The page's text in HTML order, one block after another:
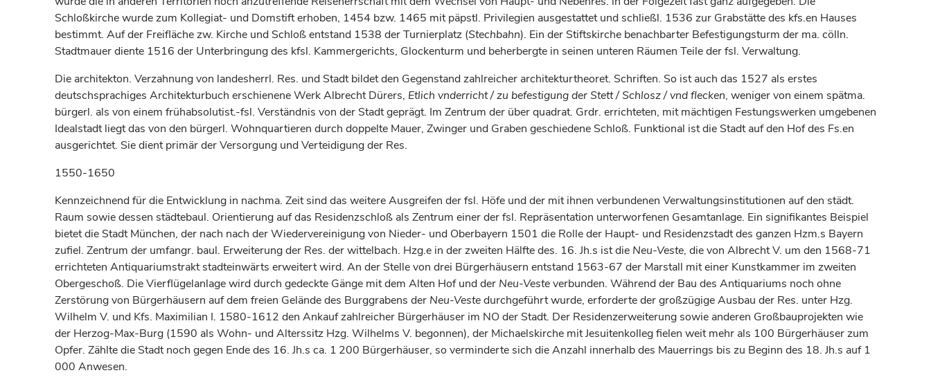
Schloßkirche wurde zum Kollegiat- und Domstift erhoben, 1454 bzw. 1465 mit päpstl. Privilegien ausgestattet und schließl. 1536 zur Grabstätte des kfs.en Hauses
bestimmt. Auf der Freifläche zw. Kirche und Schloß entstand 1538 der Turnierplatz (Stechbahn). Ein der Stiftskirche benachbarter Befestigungsturm der ma. cölln.
Stadtmauer diente 1516 der Unterbringung des kfsl. Kammergerichts, Glockenturm und beherbergte in seinen unteren Räumen Teile der fsl. Verwaltung.
Die architekton. Verzahnung von landesherrl. Res. und Stadt bildet den Gegenstand zahlreicher architekturtheoret. Schriften. So ist auch das 1527 als erstes
deutschsprachiges Architekturbuch erschienene Werk Albrecht Dürers, Etlich vnderricht / zu befestigung der Stett / Schlosz / vnd flecken, weniger von einem spätma.
bürgerl. als von einem frühabsolutist.-fsl. Verständnis von der Stadt geprägt. Im Zentrum der über quadrat. Grdr. errichteten, mit mächtigen Festungswerken umgebenen
Idealstadt liegt das von den bürgerl. Wohnquartieren durch doppelte Mauer, Zwinger und Graben geschiedene Schloß. Funktional ist die Stadt auf den Hof des Fs.en
ausgerichtet. Sie dient primär der Versorgung und Verteidigung der Res.
1550-1650
Kennzeichnend für die Entwicklung in nachma. Zeit sind das weitere Ausgreifen der fsl. Höfe und der mit ihnen verbundenen Verwaltungsinstitutionen auf den städt.
Raum sowie dessen städtebaul. Orientierung auf das Residenzschloß als Zentrum einer der fsl. Repräsentation unterworfenen Gesamtanlage. Ein signifikantes Beispiel
bietet die Stadt München, der nach nach der Wiedervereinigung von Nieder- und Oberbayern 1501 die Rolle der Haupt- und Residenzstadt des ganzen Hzm.s Bayern
zufiel. Zentrum der umfangr. baul. Erweiterung der Res. der wittelbach. Hzg.e in der zweiten Hälfte des. 16. Jh.s ist die Neu-Veste, die von Albrecht V. um den 1568-71
errichteten Antiquariumstrakt stadteinwärts erweitert wird. An der Stelle von drei Bürgerhäusern entstand 1563-67 der Marstall mit einer Kunstkammer im zweiten
Obergeschoß. Die Vierflügelanlage wird durch gedeckte Gänge mit dem Alten Hof und der Neu-Vesteverbunden. Während der Bau des Antiquariums noch ohne
Zerstörung von Bürgerhäusern auf dem freien Gelände des Burggrabens der Neu-Vestedurchgeführt wurde, erforderte der großzügige Ausbau der Res. unter Hzg.
Wilhelm V. und Kfs. Maximilian I. 1580-1612 den Ankauf zahlreicher Bürgerhäuser im NO der Stadt. Der Residenzerweiterung sowie anderen Großbauprojekten wie
der Herzog-Max-Burg (1590 als Wohn- und Alterssitz Hzg. Wilhelms V. begonnen), der Michaelskirche mit Jesuitenkolleg fielen weit mehr als 100 Bürgerhäuser zum
Opfer. Zählte die Stadt noch gegen Ende des 16. Jh.s ca. 1 200 Bürgerhäuser, so verminderte sich die Anzahl innerhalb des Mauerrings bis zu Beginn des 18. Jh.s auf 1
000 Anwesen.